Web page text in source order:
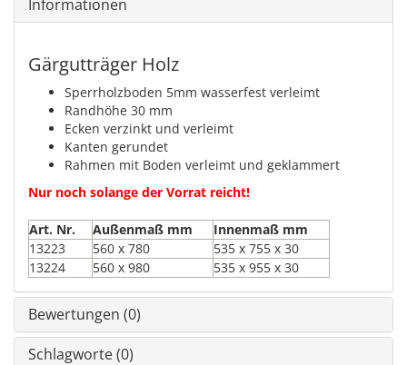
Informationen
Gärgutträger Holz
Sperrholzboden 5mm wasserfest verleimt
Randhöhe 30 mm
Ecken verzinkt und verleimt
Kanten gerundet
Rahmen mit Boden verleimt und geklammert
Nur noch solange der Vorrat reicht!
Art. Nr. Außenmaß mm
Innenmaß mm
13223
560 x 780
535 x 755 x 30
13224
560 x 980 535 x 955 x 30
Bewertungen (0)
Schlagworte (0)